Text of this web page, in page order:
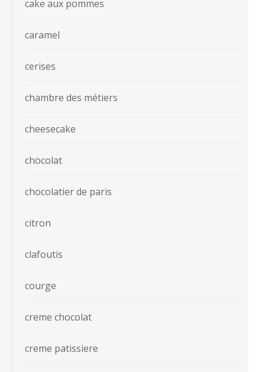
cake aux pommes
caramel
cerises
chambre des métiers
cheesecake
chocolat
chocolatier de paris
citron
clafoutis
courge
creme chocolat
creme patissiere